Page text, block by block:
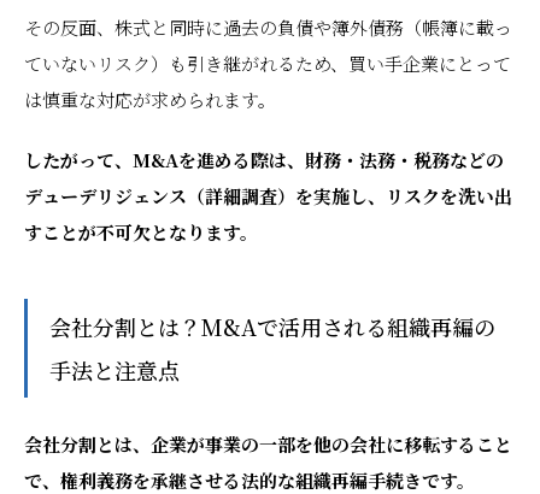
その反面、株式と同時に過去の負債や簿外債務（帳簿に載っ
ていないリスク）も引き継がれるため、買い手企業にとって
は慎重な対応が求められます。
したがって、M&Aを進める際は、財務・法務・税務などの
デューデリジェンス（詳細調査）を実施し、リスクを洗い出
すことが不可欠となります。
会社分割とは？M&Aで活用される組織再編の
手法と注意点
会社分割とは、企業が事業の一部を他の会社に移転すること
で、権利義務を承継させる法的な組織再編手続きです。